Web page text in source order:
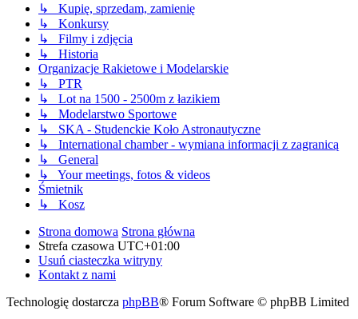
↳ Kupię, sprzedam, zamienię
↳ Konkursy
↳ Filmy i zdjęcia
↳ Historia
Organizacje Rakietowe i Modelarskie
↳ PTR
↳ Lot na 1500 - 2500m z łazikiem
↳ Modelarstwo Sportowe
↳ SKA - Studenckie Koło Astronautyczne
↳ International chamber - wymiana informacji z zagranicą
↳ General
↳ Your meetings, fotos & videos
Śmietnik
↳ Kosz
Strona domowa Strona główna
Strefa czasowa UTC+01:00
Usuń ciasteczka witryny
Kontakt z nami
Technologię dostarcza phpBB® Forum Software © phpBB Limited